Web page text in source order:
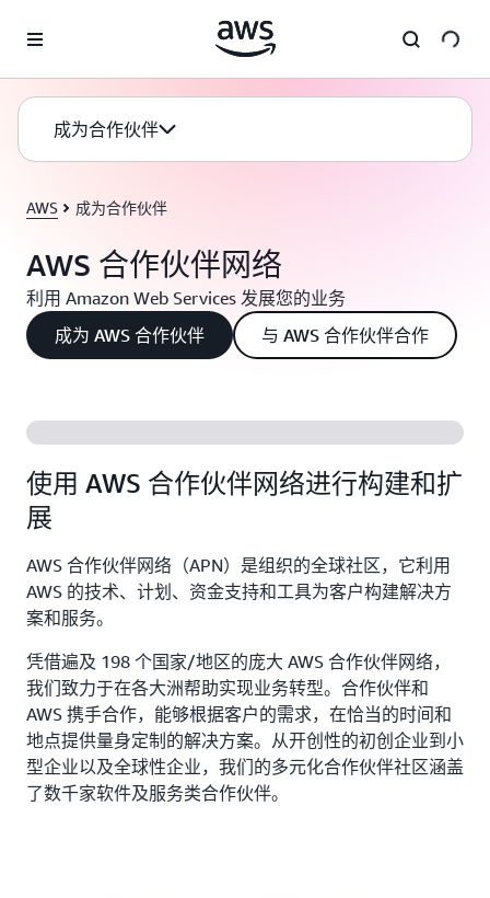
成为合作伙伴
AWS 成为合作伙伴
AWS 合作伙伴网络
利用 Amazon Web Services 发展您的业务
成为 AWS 合作伙伴
与 AWS 合作伙伴合作
使用 AWS 合作伙伴网络进行构建和扩
展
AWS 合作伙伴网络（APN）是组织的全球社区，它利用
AWS 的技术、计划、资金支持和工具为客户构建解决方
案和服务。
凭借遍及 198 个国家/地区的庞大 AWS 合作伙伴网络，
我们致力于在各大洲帮助实现业务转型。合作伙伴和
AWS 携手合作，能够根据客户的需求，在恰当的时间和
地点提供量身定制的解决方案。从开创性的初创企业到小
型企业以及全球性企业，我们的多元化合作伙伴社区涵盖
了数千家软件及服务类合作伙伴。